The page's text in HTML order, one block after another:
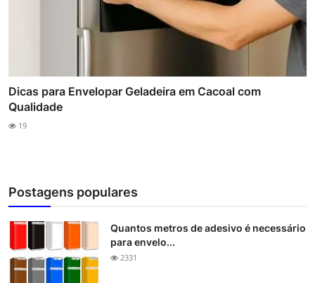
Dicas para Envelopar Geladeira em Cacoal com
Qualidade
19
Postagens populares
Quantos metros de adesivo é necessário
para envelo...
2331